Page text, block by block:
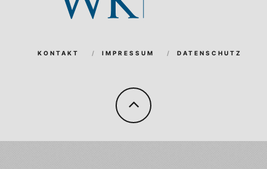
KONTAKT IMPRESSUM DATENSCHUTZ